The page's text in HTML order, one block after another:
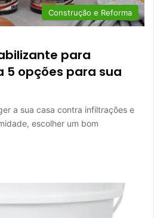
Construção e Reforma
para
5 opções para sua
a sua casa contra infiltrações e
escolher um bom